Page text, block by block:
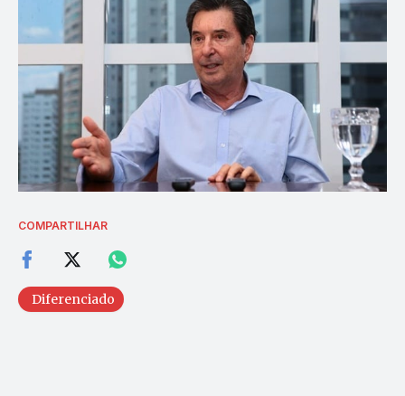
COMPARTILHAR
Diferenciado